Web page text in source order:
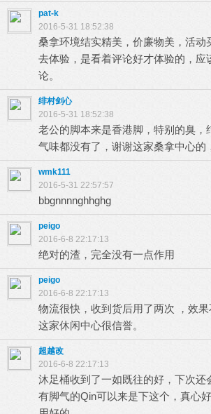
pat-k
2016-5-31 18:52:38
桑拿环境结实精美，价廉物美，活动
去体验，是看着评论好才体验的，应
论。
绯村剑心
2016-5-31 18:52:38
老公的脚本来是香港脚，特别的臭，
气味都没有了，谢谢这家桑拿中心的
wmk111
2016-5-31 22:57:57
bbgnnnnghhghg
peigo
2016-6-8 22:17:13
绝对的渣，完全没有一点作用
peigo
2016-6-8 22:17:13
物流很快，收到货后用了两次 ，效果
这家休闲中心很信誉。
超越改
2016-6-8 22:17:13
沐足桶收到了一如既往的好，下次还
有脚气的Qin可以来是下这个，真心